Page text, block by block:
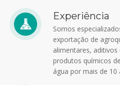
Experiência
Somos
exportação de
alimentares,
produtos químicos
água por mais de 10